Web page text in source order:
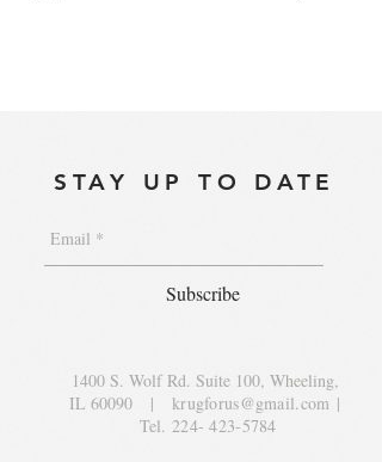
STAY UP TO DATE
Subscribe
1400 S. Wolf Rd. Suite 100, Wheeling,
IL 60090 |krugforus@gmail.com |
Tel.224- 423-5784